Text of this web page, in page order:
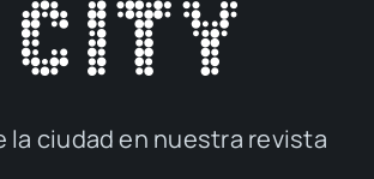
la ciu­dad en nues­tra revis­ta